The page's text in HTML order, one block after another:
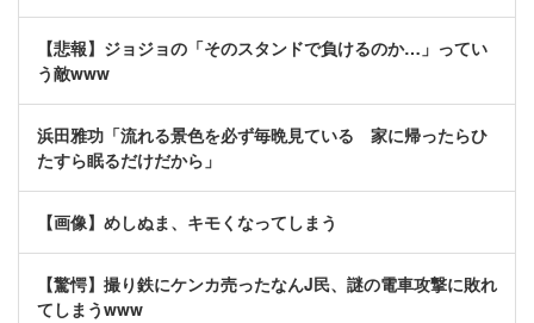
【悲報】ジョジョの「そのスタンドで負けるのか…」ってい
う敵www
浜田雅功「流れる景色を必ず毎晩見ている 家に帰ったらひ
たすら眠るだけだから」
【画像】めしぬま、キモくなってしまう
【驚愕】撮り鉄にケンカ売ったなんJ民、謎の電車攻撃に敗れ
てしまうwww